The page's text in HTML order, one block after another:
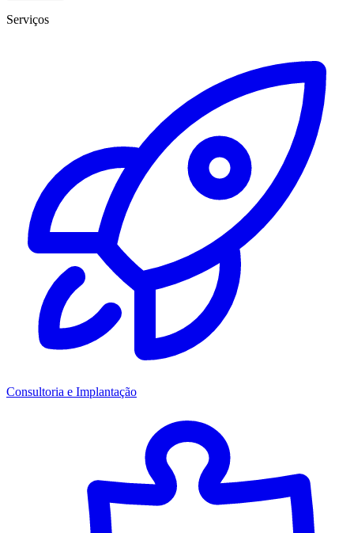
Serviços
Consultoria e Implantação